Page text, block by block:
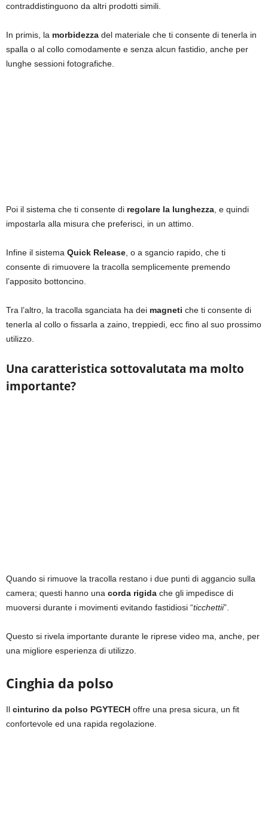
contraddistinguono da altri prodotti simili.
In primis, la morbidezza del materiale che ti consente di tenerla in
spalla o al collo comodamente e senza alcun fastidio, anche per
lunghe sessioni fotografiche.
Poi il sistema che ti consente di regolare la lunghezza , e quindi
impostarla alla misura che preferisci, in un attimo.
Infine il sistema Quick Release , o a sgancio rapido, che ti
consente di rimuovere la tracolla semplicemente premendo
l’apposito bottoncino.
Tra l’altro, la tracolla sganciata ha dei magneti che ti consente di
tenerla al collo o fissarla a zaino, treppiedi, ecc fino al suo prossimo
utilizzo.
Una caratteristica sottovalutata ma molto
importante?
Quando si rimuove la tracolla restano i due punti di aggancio sulla
camera; questi hanno una corda rigida che gli impedisce di
muoversi durante i movimenti evitando fastidiosi “ticchettii”.
Questo si rivela importante durante le riprese video ma, anche, per
una migliore esperienza di utilizzo.
Cinghia da polso
Il cinturino da polso PGYTECH offre una presa sicura, un fit
confortevole ed una rapida regolazione.